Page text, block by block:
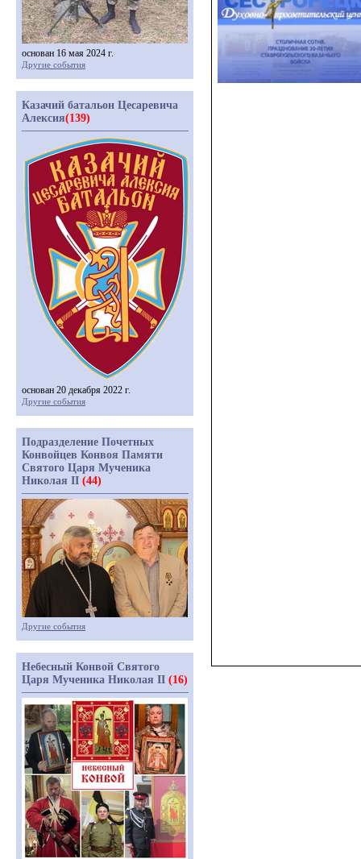
основан 16 мая 2024 г.
Другие события
Казачий батальон Цесаревича
Алексия(139)
основан 20 декабря 2022 г.
Другие события
Подразделение Почетных
Конвойцев Конвоя Памяти
Святого Царя Мученика
Николая II (44)
Другие события
Небесный Конвой Святого
Царя Мученика Николая II (16)